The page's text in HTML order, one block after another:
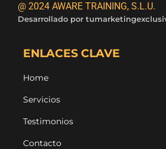
@ 2024 AWARE TRAINING, S.L.U.
Desarrollado por
ENLACES CLAVE
Home
Servicios
Testimonios
Contacto